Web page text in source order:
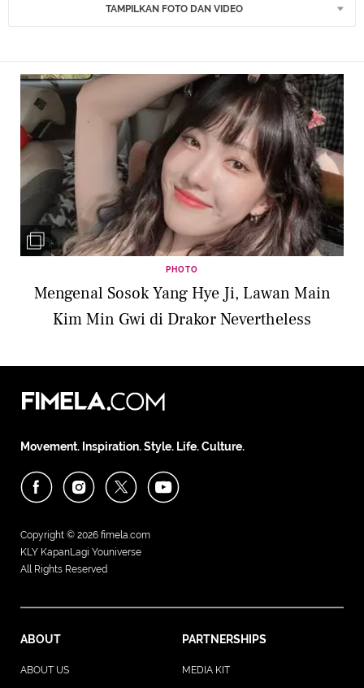
TAMPILKAN FOTO DAN VIDEO
PHOTO
Mengenal Sosok Yang Hye Ji, Lawan Main
Kim Min Gwi di Drakor Nevertheless
Movement. Inspiration. Style. Life. Culture.
Copyright © 2026 fimela.com
KLY KapanLagi Youniverse
All Rights Reserved
ABOUT PARTNERSHIPS
ABOUT US MEDIA KIT